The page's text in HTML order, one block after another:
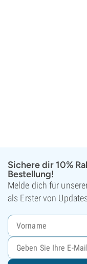
Sichere dir 10%
Bestellung!
Melde dich für
als Erster von